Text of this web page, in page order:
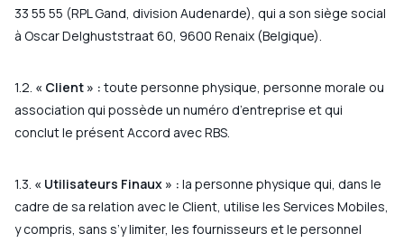
33 55 55 (RPL Gand, division Audenarde), qui a son siège social
à Oscar Delghuststraat 60, 9600 Renaix (Belgique).
1.2. « Client » : toute personne physique, personne morale ou
association qui possède un numéro d’entreprise et qui
conclut le présent Accord avec RBS.
1.3. « Utilisateurs Finaux » : la personne physique qui, dans le
cadre de sa relation avec le Client, utilise les Services Mobiles,
y compris, sans s’y limiter, les fournisseurs et le personnel